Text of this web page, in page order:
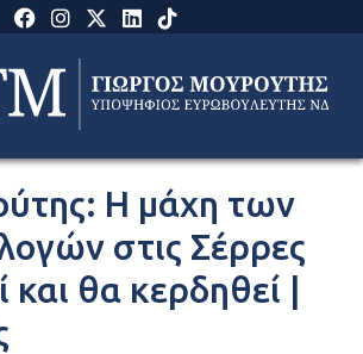
Η μάχη των
στις Σέρρες
και θα κερδηθεί |